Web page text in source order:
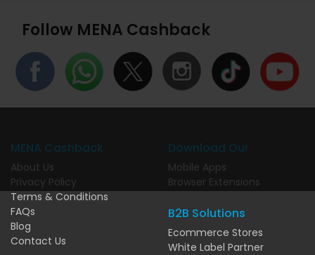
Follow MENA Cashback
MENA Cashback
About Us
Privacy Policy
Terms & Conditions
FAQs
Blog
Contact Us
Download Our
Mobile Apps
Browser Extensions
B2B Solutions
Ecommerce Stores
White Label Partner